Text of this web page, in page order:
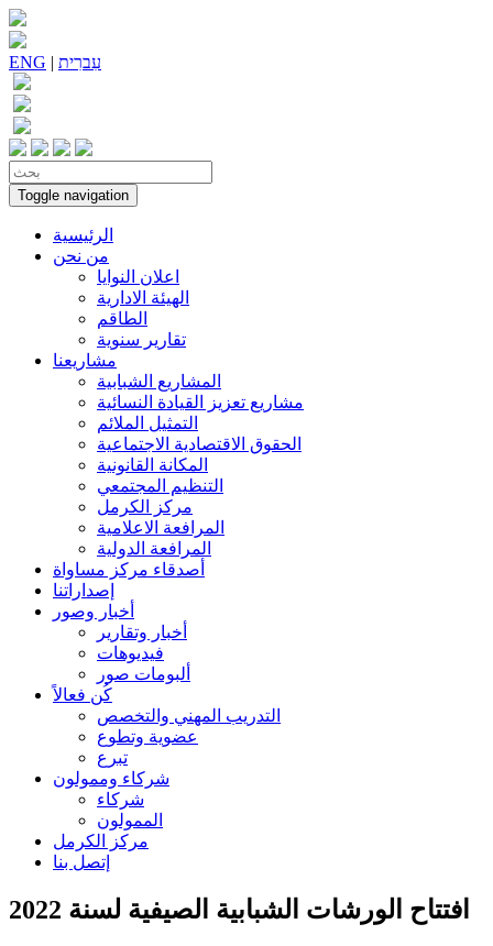
ENG | עִברִית
Toggle navigation
الرئيسية
من نحن
اعلان النوايا
الهيئة الادارية
الطاقم
تقارير سنوية
مشاريعنا
المشاريع الشبابية
مشاريع تعزيز القيادة النسائية
التمثيل الملائم
الحقوق الاقتصادية الاجتماعية
المكانة القانونية
التنظيم المجتمعي
مركز الكرمل
المرافعة الاعلامية
المرافعة الدولية
أصدقاء مركز مساواة
إصداراتنا
أخبار وصور
أخبار وتقارير
فيديوهات
ألبومات صور
كُن فعالاً
التدريب المهني والتخصص
عضوية وتطوع
تبرع
شركاء وممولون
شركاء
الممولون
مركز الكرمل
إتصل بنا
افتتاح الورشات الشبابية الصيفية لسنة 2022